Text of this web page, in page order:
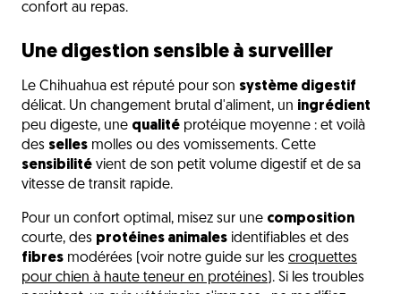
confort au repas.
Une digestion sensible à surveiller
Le Chihuahua est réputé pour son système digestif
délicat. Un changement brutal d'aliment, un ingrédient
peu digeste, une qualité protéique moyenne : et voilà
des selles molles ou des vomissements. Cette
sensibilité vient de son petit volume digestif et de sa
vitesse de transit rapide.
Pour un confort optimal, misez sur une composition
courte, des protéines animales identifiables et des
fibres modérées (voir notre guide sur les croquettes
pour chien à haute teneur en protéines ). Si les troubles